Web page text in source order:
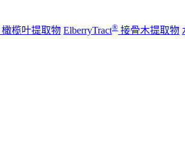
橄榄叶提取物 ElberryTract® 接骨木提取物